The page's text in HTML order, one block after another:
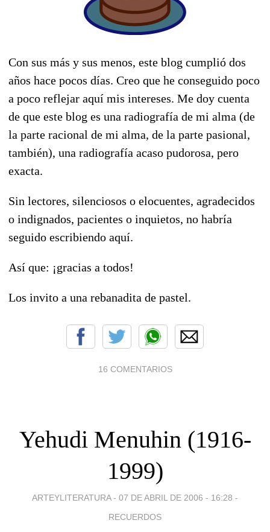
Con sus más y sus menos, este blog cumplió dos
años hace pocos días. Creo que he conseguido poco
a poco reflejar aquí mis intereses. Me doy cuenta
de que este blog es una radiografía de mi alma (de
la parte racional de mi alma, de la parte pasional,
también), una radiografía acaso pudorosa, pero
exacta.
Sin lectores, silenciosos o elocuentes, agradecidos
o indignados, pacientes o inquietos, no habría
seguido escribiendo aquí.
Así que: ¡gracias a todos!
Los invito a una rebanadita de pastel.
16 COMENTARIOS
Yehudi Menuhin (1916-
1999)
ARTEYLITERATURA - 07 DE ABRIL DE 2006 - 16:28 -
RECUERDOS